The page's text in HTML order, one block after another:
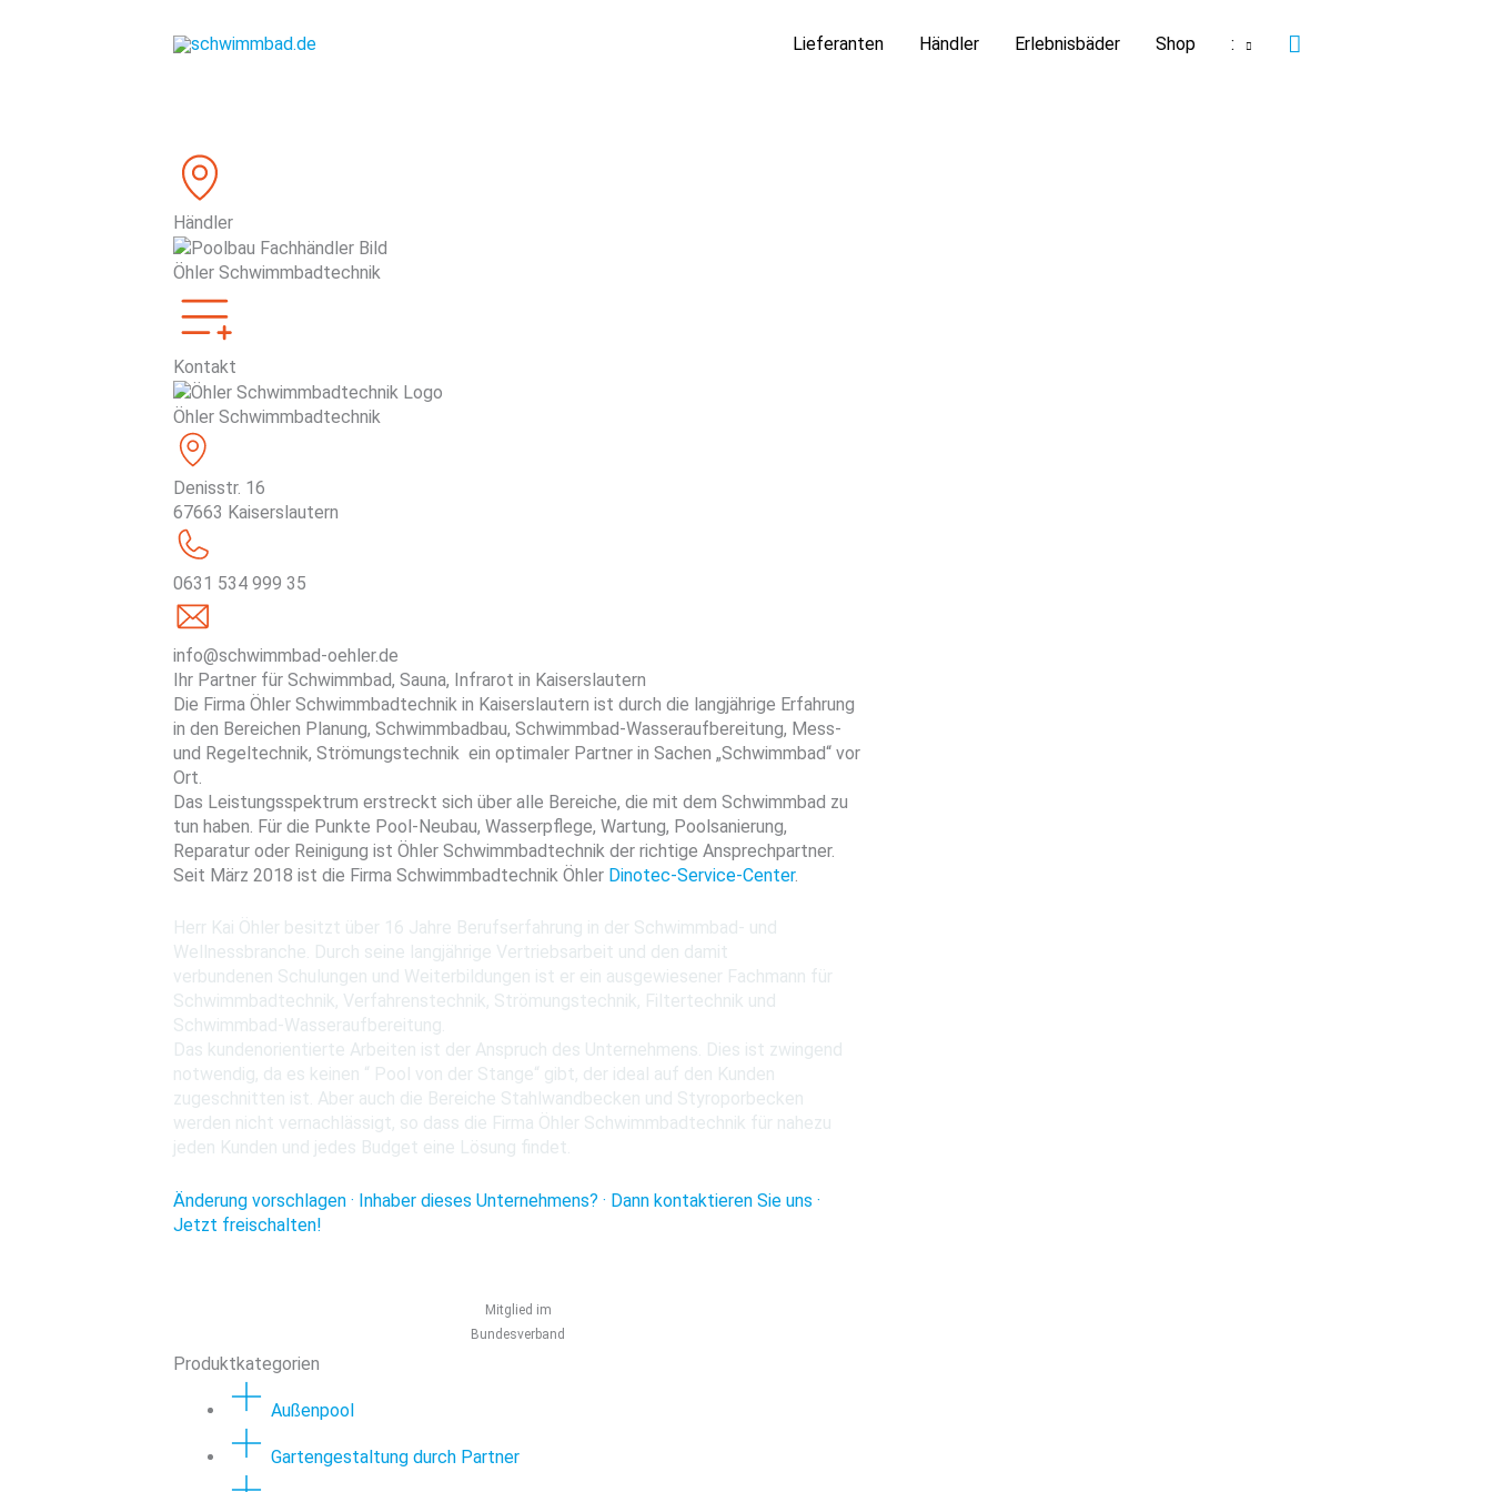
Lieferanten Händler Erlebnisbäder Shop : Suchen
Händler
Öhler Schwimmbadtechnik
Kontakt
Öhler Schwimmbadtechnik
Denisstr. 16
67663 Kaiserslautern
0631 534 999 35
info@schwimmbad-oehler.de
Ihr Partner für Schwimmbad, Sauna, Infrarot in Kaiserslautern
Die Firma Öhler Schwimmbadtechnik in Kaiserslautern ist durch die langjährige Erfahrung
in den Bereichen Planung, Schwimmbadbau, Schwimmbad-Wasseraufbereitung, Mess-
und Regeltechnik, Strömungstechnik ein optimaler Partner in Sachen „Schwimmbad“ vor
Ort.
Das Leistungsspektrum erstreckt sich über alle Bereiche, die mit dem Schwimmbad zu
tun haben. Für die Punkte Pool-Neubau, Wasserpflege, Wartung, Poolsanierung,
Reparatur oder Reinigung ist Öhler Schwimmbadtechnik der richtige Ansprechpartner.
Seit März 2018 ist die Firma Schwimmbadtechnik Öhler Dinotec-Service-Center.
Herr Kai Öhler besitzt über 16 Jahre Berufserfahrung in der Schwimmbad- und
Wellnessbranche. Durch seine langjährige Vertriebsarbeit und den damit
verbundenen Schulungen und Weiterbildungen ist er ein ausgewiesener Fachmann für
Schwimmbadtechnik, Verfahrenstechnik, Strömungstechnik, Filtertechnik und
Schwimmbad-Wasseraufbereitung.
Das kundenorientierte Arbeiten ist der Anspruch des Unternehmens. Dies ist zwingend
notwendig, da es keinen “ Pool von der Stange“ gibt, der ideal auf den Kunden
zugeschnitten ist. Aber auch die Bereiche Stahlwandbecken und Styroporbecken
werden nicht vernachlässigt, so dass die Firma Öhler Schwimmbadtechnik für nahezu
jeden Kunden und jedes Budget eine Lösung findet.
Änderung vorschlagen · Inhaber dieses Unternehmens? · Dann kontaktieren Sie uns ·
Jetzt freischalten!
Mitglied im
Bundesverband
Produktkategorien
Außenpool
Gartengestaltung durch Partner